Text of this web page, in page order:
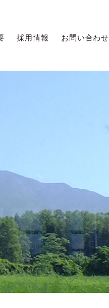
採用情報 お問い合わせ